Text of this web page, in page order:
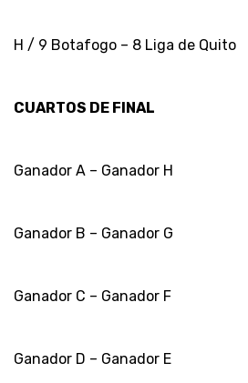
H / 9 Botafogo – 8 Liga de Quito
CUARTOS DE FINAL
Ganador A – Ganador H
Ganador B – Ganador G
Ganador C – Ganador F
Ganador D – Ganador E